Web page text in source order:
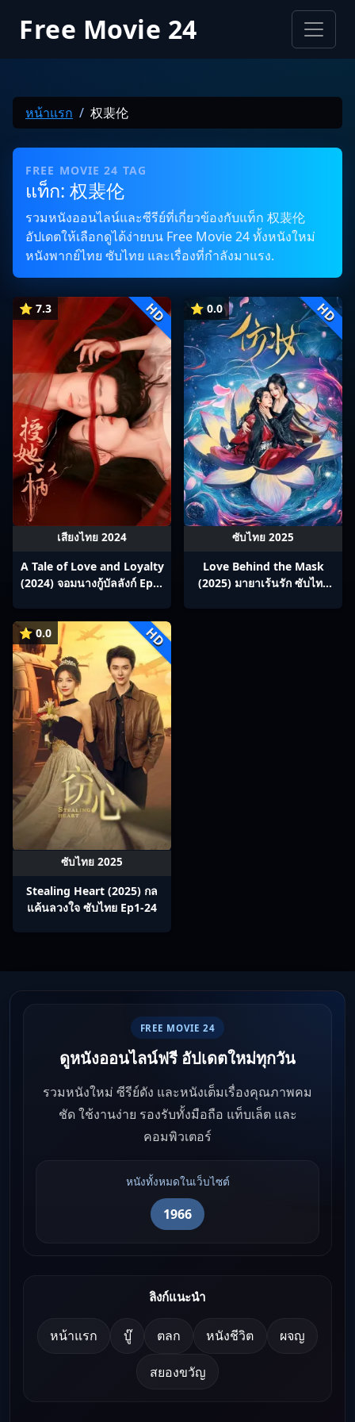
Free Movie 24
หน้าแรก 权裴伦
FREE MOVIE 24 TAG
แท็ก: 权裴伦
รวมหนังออนไลน์และซีรีย์ที่เกี่ยวข้องกับแท็ก 权裴伦
อัปเดตให้เลือกดูได้ง่ายบน Free Movie 24 ทั้งหนังใหม่
หนังพากย์ไทย ซับไทย และเรื่องที่กำลังมาแรง.
⭐ 7.3 HD
เสียงไทย 2024
A Tale of Love and Loyalty
(2024) จอมนางกู้บัลลังก์ Ep1-
⭐ 0.0 HD
ซับไทย 2025
Love Behind the Mask
(2025) มายาเร้นรัก ซับไทย
⭐ 0.0 HD
ซับไทย 2025
Stealing Heart (2025) กล
แค้นลวงใจ ซับไทย Ep1-24
FREE MOVIE 24
ดูหนังออนไลน์ฟรี อัปเดตใหม่ทุกวัน
รวมหนังใหม่ ซีรีย์ดัง และหนังเต็มเรื่องคุณภาพคม
ชัด ใช้งานง่าย รองรับทั้งมือถือ แท็บเล็ต และ
คอมพิวเตอร์
หนังทั้งหมดในเว็บไซต์
1966
ลิงก์แนะนำ
หน้าแรก บู๊ ตลก หนังชีวิต ผจญ
สยองขวัญ